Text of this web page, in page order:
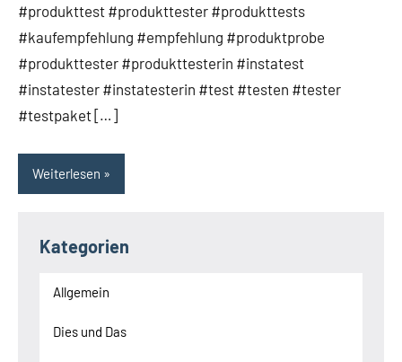
#produkttest #produkttester #produkttests
#kaufempfehlung #empfehlung #produktprobe
#produkttester #produkttesterin #instatest
#instatester #instatesterin #test #testen #tester
#testpaket […]
Weiterlesen
Kategorien
Allgemein
Dies und Das